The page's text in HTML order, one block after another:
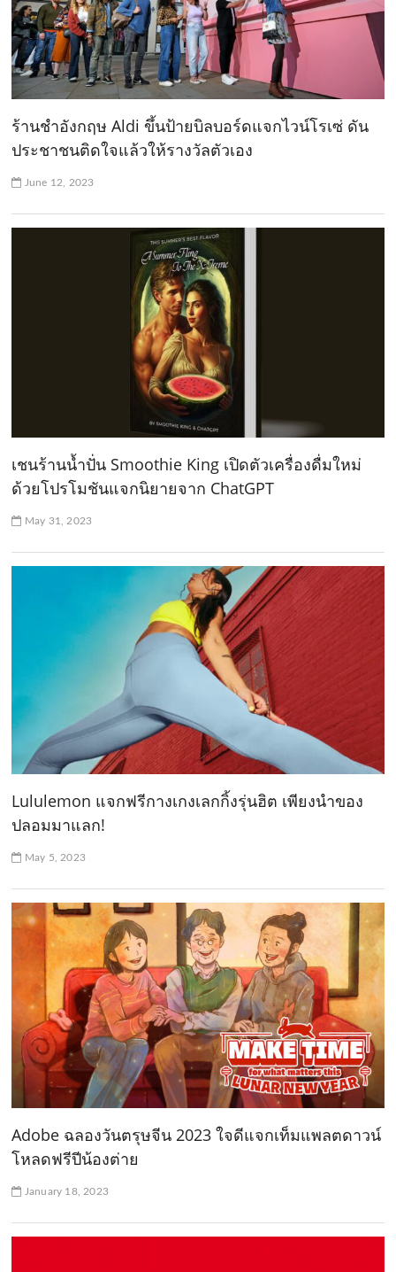
ร้านชำอังกฤษ Aldi ขึ้นป้ายบิลบอร์ดแจกไวน์โรเซ่ ดัน
ประชาชนติดใจแล้วให้รางวัลตัวเอง
June 12, 2023
เชนร้านน้ำปั่น Smoothie King เปิดตัวเครื่องดื่มใหม่
ด้วยโปรโมชันแจกนิยายจาก ChatGPT
May 31, 2023
Lululemon แจกฟรีกางเกงเลกกิ้งรุ่นฮิต เพียงนำของ
ปลอมมาแลก!
May 5, 2023
Adobe ฉลองวันตรุษจีน 2023 ใจดีแจกเท็มแพลตดาวน์
โหลดฟรีปีน้องต่าย
January 18, 2023